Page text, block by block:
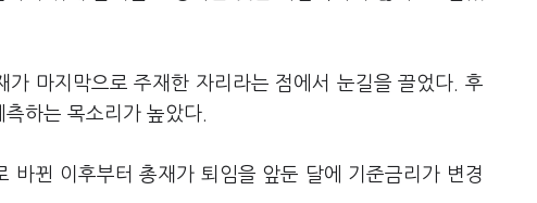
마지막으로 주재한 자리라는 점에서 눈길을 끌었다. 후
하는 목소리가 높았다.
뀐 이후부터 총재가 퇴임을 앞둔 달에 기준금리가 변경